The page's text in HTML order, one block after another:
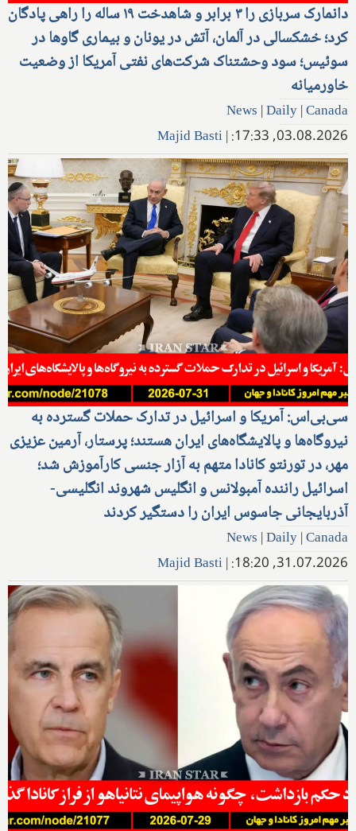
دانمارک سربازی را ۳ برابر و شاهدخت ۱۹ ساله را راهی پادگان
کرد؛ خشکسالی در آلمان، آتش در یونان و بیماری گاوها در
سوئیس؛ سود وحشتناک شرکت‌های نفتی آمریکا از وضعیت
خاورمیانه
News |Daily|Canada
03.08.2026, 17:33:
|
Majid Basti
سی‌بی‌اس: آمریکا و اسرائیل در تدارک حملات گسترده به
نیروگاه‌ها و پالایشگاه‌های ایران هستند؛ پرستار، آرمین عزیزی
مهر، در تورنتو کانادا متهم به آزار جنسی کارآموزش شد؛
اسرائیل راننده آمبولانس و انگلیس شهروند انگلیسی-
آذربایجانی جاسوس ایران را دستگیر کردند
News |Daily|Canada
31.07.2026, 18:20:
|
Majid Basti